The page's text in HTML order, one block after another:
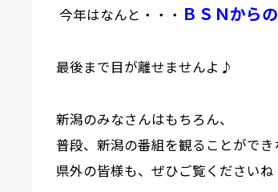
今年はなんと・・・ ＢＳＮから
最後まで目が離せませんよ♪
新潟のみなさんはもちろん、
普段、新潟の番組を観ることができ
県外の皆様も、ぜひご覧くださいね